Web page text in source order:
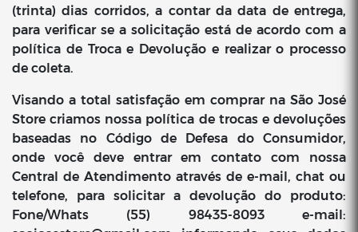
(trinta) dias corridos, a contar da data de entrega,
para verificar se a solicitação está de acordo com a
política de Troca e Devolução e realizar o processo
de coleta.
Visando a total satisfação em comprar na São José
Store criamos nossa política de trocas e devoluções
baseadas no Código de Defesa do Consumidor,
onde você deve entrar em contato com nossa
Central de Atendimento através de e-mail, chat ou
telefone, para solicitar a devolução do produto:
Fone/Whats (55) 98435-8093 e-mail: